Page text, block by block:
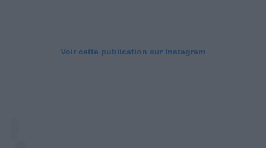
Voir cette publication sur Instagram